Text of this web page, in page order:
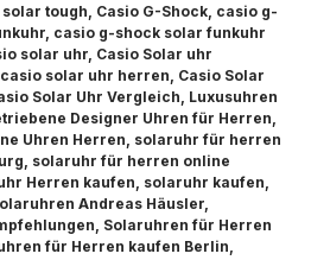
tough
Casio G-Shock casio g-
casio g-shock solar funkuhr
solar uhr Casio Solar uhr
casio solar uhr herren Casio Solar
Solar Uhr Vergleich Luxusuhren
Designer Uhren für Herren
Uhren Herren solaruhr für herren
solaruhr für herren online
Herren kaufen solaruhr kaufen
Andreas Häusler
Solaruhren für Herren
für Herren kaufen Berlin